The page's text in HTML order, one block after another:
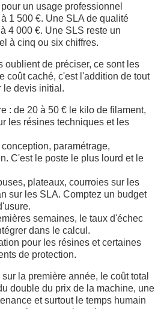
un usage professionnel
1 500 €. Une SLA de qualité
4 000 €. Une SLS reste un
à cinq ou six chiffres.
oublient de préciser, ce sont les
coût caché, c'est l'addition de tout
le devis initial.
: de 20 à 50 € le kilo de filament,
les résines techniques et les
paramétrage,
C'est le poste le plus lourd et le
plateaux, courroies sur les
sur les SLA. Comptez un budget
semaines, le taux d'échec
dans le calcul.
pour les résines et certaines
de protection.
sur la première année, le coût total
double du prix de la machine, une
et surtout le temps humain